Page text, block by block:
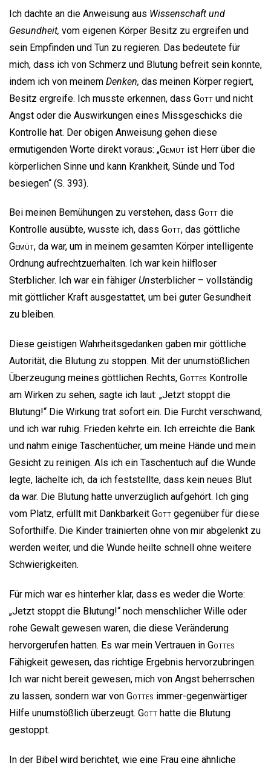
Ich dachte an die Anweisung aus Wissenschaft und
Gesundheit, vom eigenen Körper Besitz zu ergreifen und
sein Empfinden und Tun zu regieren. Das bedeutete für
mich, dass ich von Schmerz und Blutung befreit sein konnte,
indem ich von meinem Denken, das meinen Körper regiert,
Besitz ergreife. Ich musste erkennen, dass Gott und nicht
Angst oder die Auswirkungen eines Missgeschicks die
Kontrolle hat. Der obigen Anweisung gehen diese
ermutigenden Worte direkt voraus: „Gemüt ist Herr über die
körperlichen Sinne und kann Krankheit, Sünde und Tod
besiegen“ (S. 393).
Bei meinen Bemühungen zu verstehen, dass Gott die
Kontrolle ausübte, wusste ich, dass Gott, das göttliche
Gemüt, da war, um in meinem gesamten Körper intelligente
Ordnung aufrechtzuerhalten. Ich war kein hilfloser
Sterblicher. Ich war ein fähiger Unsterblicher – vollständig
mit göttlicher Kraft ausgestattet, um bei guter Gesundheit
zu bleiben.
Diese geistigen Wahrheitsgedanken gaben mir göttliche
Autorität, die Blutung zu stoppen. Mit der unumstößlichen
Überzeugung meines göttlichen Rechts, Gottes Kontrolle
am Wirken zu sehen, sagte ich laut: „Jetzt stoppt die
Blutung!“ Die Wirkung trat sofort ein. Die Furcht verschwand,
und ich war ruhig. Frieden kehrte ein. Ich erreichte die Bank
und nahm einige Taschentücher, um meine Hände und mein
Gesicht zu reinigen. Als ich ein Taschentuch auf die Wunde
legte, lächelte ich, da ich feststellte, dass kein neues Blut
da war. Die Blutung hatte unverzüglich aufgehört. Ich ging
vom Platz, erfüllt mit Dankbarkeit Gott gegenüber für diese
Soforthilfe. Die Kinder trainierten ohne von mir abgelenkt zu
werden weiter, und die Wunde heilte schnell ohne weitere
Schwierigkeiten.
Für mich war es hinterher klar, dass es weder die Worte:
„Jetzt stoppt die Blutung!“ noch menschlicher Wille oder
rohe Gewalt gewesen waren, die diese Veränderung
hervorgerufen hatten. Es war mein Vertrauen in Gottes
Fähigkeit gewesen, das richtige Ergebnis hervorzubringen.
Ich war nicht bereit gewesen, mich von Angst beherrschen
zu lassen, sondern war von Gottes immer-gegenwärtiger
Hilfe unumstößlich überzeugt. Gott hatte die Blutung
gestoppt.
In der Bibel wird berichtet, wie eine Frau eine ähnliche